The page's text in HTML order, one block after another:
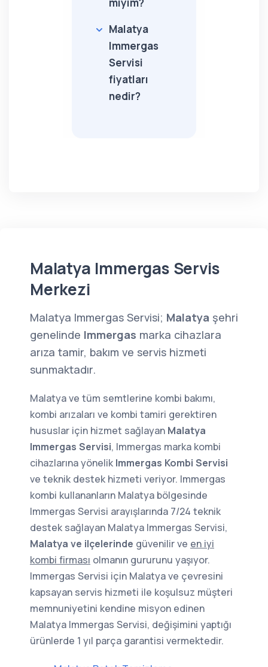
Malatya
Immergas
Servisi
fiyatları
nedir?
Malatya Immergas Servis
Merkezi
Malatya Immergas Servisi; Malatya şehri
genelinde Immergas marka cihazlara
arıza tamir, bakım ve servis hizmeti
sunmaktadır.
Malatya ve tüm semtlerine kombi bakımı,
kombi arızaları ve kombi tamiri gerektiren
hususlar için hizmet sağlayan Malatya
Immergas Servisi, Immergas marka kombi
cihazlarına yönelik Immergas Kombi Servisi
ve teknik destek hizmeti veriyor. Immergas
kombi kullananların Malatya bölgesinde
Immergas Servisi arayışlarında 7/24 teknik
destek sağlayan Malatya Immergas Servisi,
Malatya ve ilçelerinde güvenilir ve en iyi
kombi firması olmanın gururunu yaşıyor.
Immergas Servisi için Malatya ve çevresini
kapsayan servis hizmeti ile koşulsuz müşteri
memnuniyetini kendine misyon edinen
Malatya Immergas Servisi, değişimini yaptığı
ürünlerde 1 yıl parça garantisi vermektedir.